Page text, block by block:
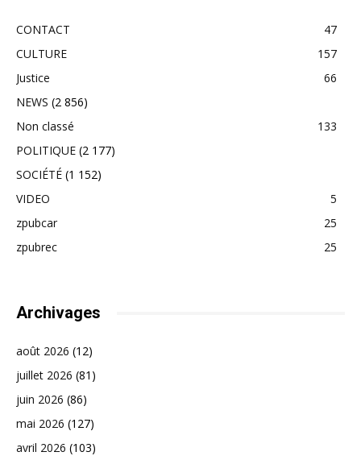
CONTACT
47
CULTURE
157
Justice
66
NEWS (2 856)
Non classé
133
POLITIQUE (2 177)
SOCIÉTÉ (1 152)
VIDEO
5
zpubcar
25
zpubrec
25
Archivages
août 2026 (12)
juillet 2026 (81)
juin 2026 (86)
mai 2026 (127)
avril 2026 (103)